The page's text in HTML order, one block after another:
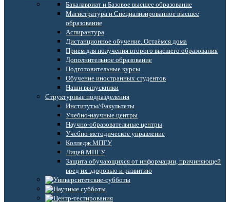
Бакалавриат и Базовое высшее образование
Магистратура и Специализированное высшее
образование
Аспирантура
Дистанционное обучение. Остаёмся дома
Прием для получения второго высшего образования
Дополнительное образование
Подготовительные курсы
Обучение иностранных студентов
Наши выпускники
Структурные подразделения
Институты/Факультеты
Учебно-научные центры
Научно-образовательные центры
Учебно-методическое управление
Колледж МПГУ
Лицей МПГУ
Защита обучающихся от информации, причиняющей
вред их здоровью и развитию